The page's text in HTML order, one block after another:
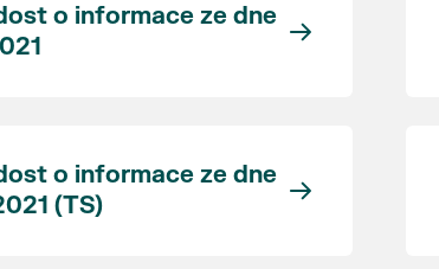
o informace ze dne
o informace ze dne
(TS)